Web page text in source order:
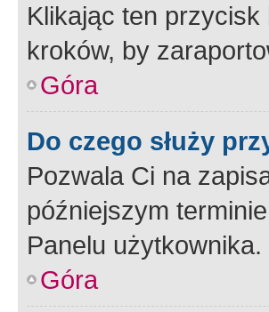
Klikając ten
kroków, by
Góra
Do czego służy
Pozwala Ci na
późniejszym
Panelu użytkownika.
Góra